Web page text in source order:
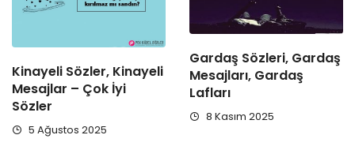
Kinayeli Sözler, Kinayeli
Mesajlar – Çok İyi
Sözler
5 Ağustos 2025
Gardaş Sözleri, Gardaş
Mesajları, Gardaş
Lafları
8 Kasım 2025